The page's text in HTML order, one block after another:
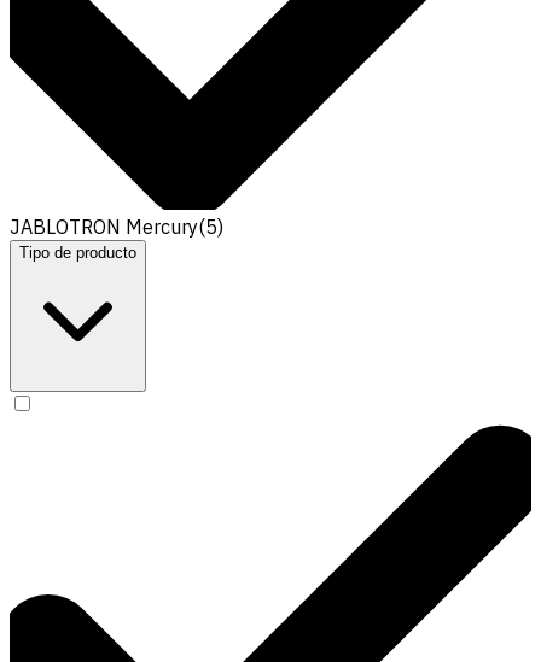
JABLOTRON Mercury(5)
Tipo de producto